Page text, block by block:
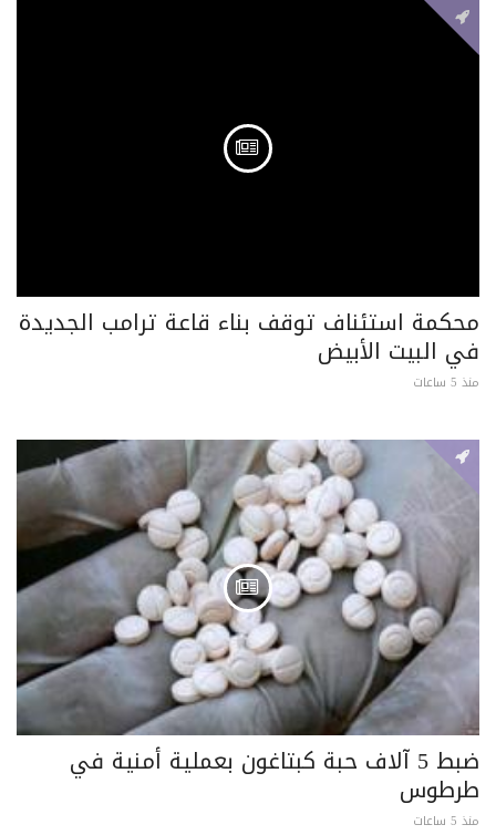
محكمة استئناف توقف بناء قاعة ترامب الجديدة
في البيت الأبيض
منذ 5 ساعات
ضبط 5 آلاف حبة كبتاغون بعملية أمنية في
طرطوس
منذ 5 ساعات